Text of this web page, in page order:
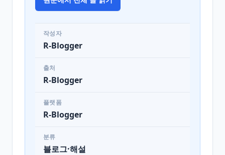
작성자
R-Blogger
출처
R-Blogger
플랫폼
R-Blogger
분류
블로그·해설